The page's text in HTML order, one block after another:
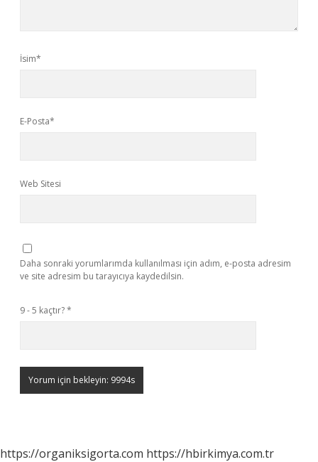
İsim*
E-Posta*
Web Sitesi
Daha sonraki yorumlarımda kullanılması için adım, e-posta adresim
ve site adresim bu tarayıcıya kaydedilsin.
9 - 5 kaçtır?*
https://organiksigorta.com https://hbirkimya.com.tr